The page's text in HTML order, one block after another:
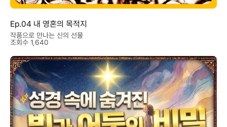
Ep.04 내 영혼의 목적지
작품으로 만나는 신의 선물
조회수 1,640